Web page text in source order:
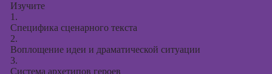
Изучите
1.
Специфика сценарного текста
2.
Воплощение идеи и драматической ситуации
3.
Система архетипов героев